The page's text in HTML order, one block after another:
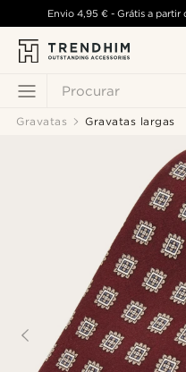
Procurar
Envio 4,95 €- Grátis a partir
Gravatas Gravatas largas